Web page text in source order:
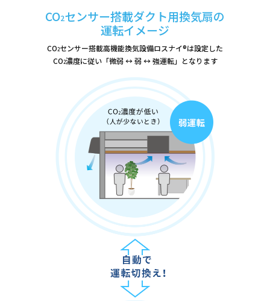
CO2センサー搭載ダクト用換気扇の
運転イメージ
CO2センサー搭載高機能換気設備ロスナイ®は設定した
CO2濃度に従い「微弱 ↔ 弱 ↔ 強運転」となります